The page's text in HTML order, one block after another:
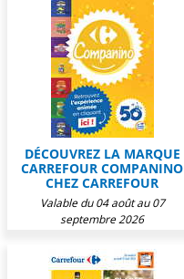
DÉCOUVREZ LA MARQUE
CARREFOUR COMPANINO
CHEZ CARREFOUR
Valable du 04 août au 07
septembre 2026